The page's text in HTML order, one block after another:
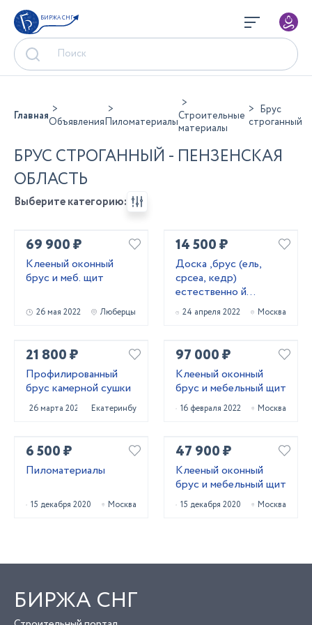
БИРЖА СНГ
ГлавнаяОбъявленияПиломатериалыСтроительные
материалы
Брус
строганный
БРУС СТРОГАННЫЙ - ПЕНЗЕНСКАЯ
ОБЛАСТЬ
Выберите категорию:
69 900 ₽
Клееный оконный
брус и меб. щит
26 мая 2022 Люберцы
14 500 ₽
Доска ,брус (ель,
срсеа, кедр)
естественно й
влажности
24 апреля 2022 Москва
21 800 ₽
Профилированный
брус камерной сушки
26 марта 2022 Екатеринбург
97 000 ₽
Клееный оконный
брус и мебельный щит
16 февраля 2022 Москва
6 500 ₽
Пиломатериалы
15 декабря 2020 Москва
47 900 ₽
Клееный оконный
брус и мебельный щит
15 декабря 2020 Москва
БИРЖА СНГ